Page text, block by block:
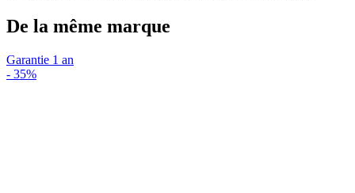
De la même marque
Garantie 1 an
- 35%